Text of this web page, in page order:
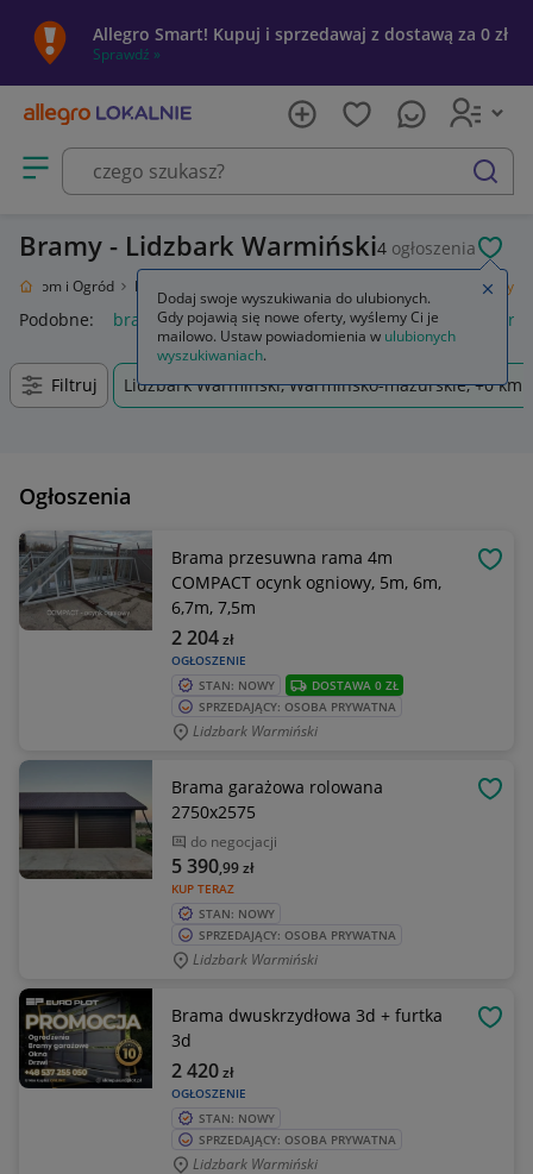
Allegro Smart! Kupuj i sprzedawaj z dostawą za 0 zł
Sprawdź »
Otwórz menu z kategoriami
szukaj
Bramy - Lidzbark Warmiński4 ogłoszenia
Dom i Ogród Budownictwo i Akcesoria Bramy
Podobne: bramy napęd bramy dwuskrzydłowej napęd
Filtruj Lidzbark Warmiński, Warmińsko-mazurskie, +0 km
Ogłoszenia
Brama przesuwna rama 4m
COMPACT ocynk ogniowy, 5m, 6m,
6,7m, 7,5m
OGŁOSZENIE
2 204zł
STAN: NOWY
DOSTAWA 0 ZŁ
SPRZEDAJĄCY: OSOBA PRYWATNA
Lidzbark Warmiński
Brama garażowa rolowana
2750x2575
do negocjacji
KUP TERAZ
5 390,99zł
STAN: NOWY
SPRZEDAJĄCY: OSOBA PRYWATNA
Lidzbark Warmiński
Brama dwuskrzydłowa 3d + furtka
3d
OGŁOSZENIE
2 420zł
STAN: NOWY
SPRZEDAJĄCY: OSOBA PRYWATNA
Lidzbark Warmiński
Dodaj swoje wyszukiwania do ulubionych.
Gdy pojawią się nowe oferty, wyślemy Ci je
mailowo. Ustaw powiadomienia w ulubionych
wyszukiwaniach.